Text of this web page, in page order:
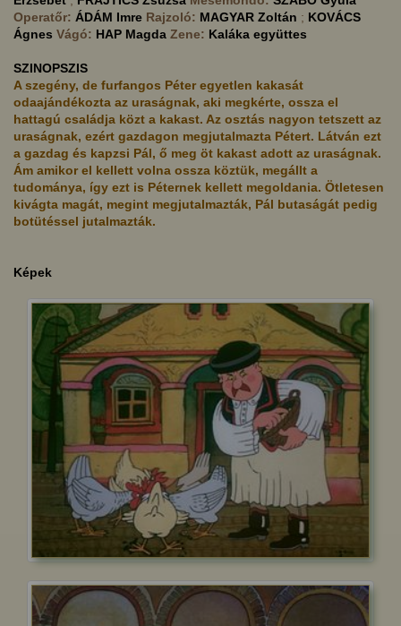
Operatőr: ÁDÁM Imre Rajzoló: MAGYAR Zoltán ; KOVÁCS
Ágnes Vágó: HAP Magda Zene: Kaláka együttes
SZINOPSZIS
A szegény, de furfangos Péter egyetlen kakasát
odaajándékozta az uraságnak, aki megkérte, ossza el
hattagú családja közt a kakast. Az osztás nagyon tetszett az
uraságnak, ezért gazdagon megjutalmazta Pétert. Látván ezt
a gazdag és kapzsi Pál, ő meg öt kakast adott az uraságnak.
Ám amikor el kellett volna ossza köztük, megállt a
tudománya, így ezt is Péternek kellett megoldania. Ötletesen
kivágta magát, megint megjutalmazták, Pál butaságát pedig
botütéssel jutalmazták.
Képek